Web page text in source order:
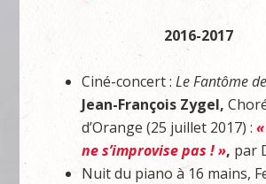
2016-2017
Ciné-concert :Le Fantôme
Jean-François Zygel,
d’Orange (25 juillet 2017) :
ne s’improvise pas ! », par
Nuit du piano à 16 mains,